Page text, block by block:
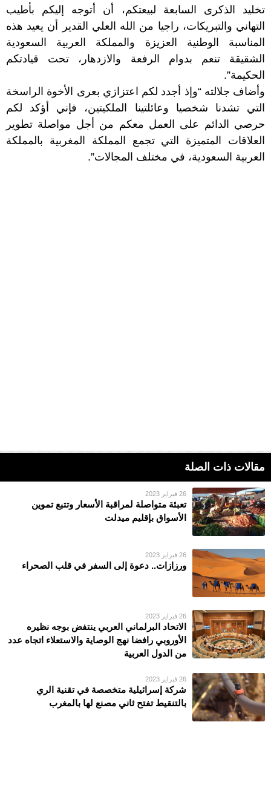
تخليد الذكرى السابعة لبيعتكم، أن أتوجه إليكم بأطيب
التهاني والتبريكات، راجيا من الله العلي القدير أن يعيد هذه
المناسبة الوطنية العزيزة والمملكة العربية السعودية
الشقيقة تنعم بدوام الرفعة والازدهار، تحت قيادتكم
الحكيمة”.
وأضاف جلالته “وإذ أجدد لكم اعتزازي بعرى الأخوة الراسخة
التي تشدنا شخصيا وعائلتينا الملكيتين، فإني أؤكد لكم
حرصي الدائم على العمل معكم من أجل مواصلة تطوير
العلاقات المتميزة التي تجمع المملكة المغربية بالمملكة
العربية السعودية، في مختلف المجالات”.
مقالات ذات الصلة
26 فبراير 2023
تعبئة متواصلة لمراقبة الأسعار وتتبع تموين
الأسواق بإقليم ميدلت
26 فبراير 2023
ورزازات.. دعوة إلى السفر في قلب الصحراء
26 فبراير 2023
الاتحاد البرلماني العربي ينتفض بوجه نظيره
الأوروبي رافضا نهج الوصاية والاستعلاء اتجاه عدد
من الدول العربية
26 فبراير 2023
شركة إسرائيلية متخصصة في تقنية الري
بالتنقيط تفتح ثاني مصنع لها بالمغرب